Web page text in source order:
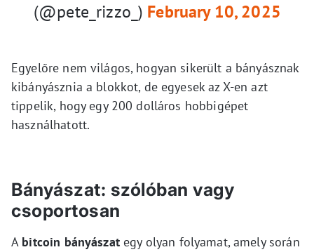
(@pete_rizzo_) February 10, 2025
Egyelőre nem világos, hogyan sikerült a bányásznak
kibányásznia a blokkot, de egyesek az X-en azt
tippelik, hogy egy 200 dolláros hobbigépet
használhatott.
Bányászat: szólóban vagy
csoportosan
A bitcoin bányászat egy olyan folyamat, amely során